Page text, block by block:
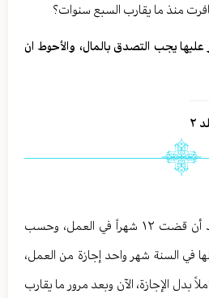
منذ ما يقارب السبع سنوات؟
عليها يجب التصدق بالمال، والأحوط ان
٢
هربت من عندنا خادمة بعد أن قضت ١٢ شهراً في العمل، وحسب
لها في السنة شهر واحد إجازة من العمل،
بدل الإجازة، الآن وبعد مرور ما يقارب